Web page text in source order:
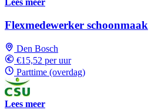
Lees meer
Flexmedewerker schoonmaak
Den Bosch
€15,52 per uur
Parttime (overdag)
Lees meer